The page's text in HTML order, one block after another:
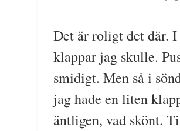
Det är roligt det där.
klappar jag skulle.
smidigt. Men så i
jag hade en liten
äntligen, vad skönt.